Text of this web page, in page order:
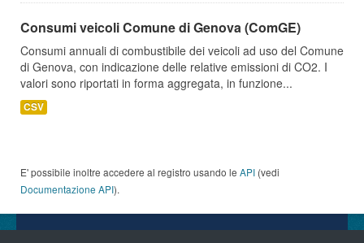
Consumi veicoli Comune di Genova (ComGE)
Consumi annuali di combustibile dei veicoli ad uso del Comune
di Genova, con indicazione delle relative emissioni di CO2. I
valori sono riportati in forma aggregata, in funzione...
CSV
E' possibile inoltre accedere al registro usando le API (vedi
Documentazione API).